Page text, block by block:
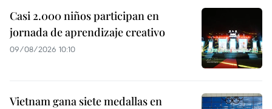
Casi 2.000 niños participan en
jornada de aprendizaje creativo
09/08/2026 10:10
Vietnam gana siete medallas en